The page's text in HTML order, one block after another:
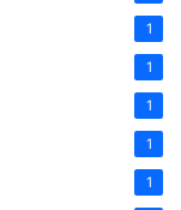
1
1
1
1
1